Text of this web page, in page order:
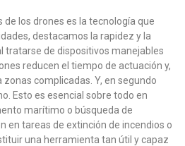
los drones es la tecnología que
destacamos la rapidez y la
tratarse de dispositivos manejables
reducen el tiempo de actuación y,
complicadas. Y, en segundo
Esto es esencial sobre todo en
marítimo o búsqueda de
en tareas de extinción de incendios o
una herramienta tan útil y capaz